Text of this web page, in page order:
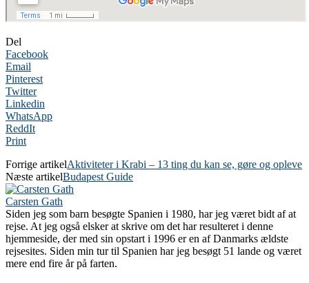
Del
Facebook
Email
Pinterest
Twitter
Linkedin
WhatsApp
ReddIt
Print
Forrige artikelAktiviteter i Krabi – 13 ting du kan se, gøre og opleve
Næste artikelBudapest Guide
Carsten Gath
Siden jeg som barn besøgte Spanien i 1980, har jeg været bidt af at
rejse. At jeg også elsker at skrive om det har resulteret i denne
hjemmeside, der med sin opstart i 1996 er en af Danmarks ældste
rejsesites. Siden min tur til Spanien har jeg besøgt 51 lande og været
mere end fire år på farten.